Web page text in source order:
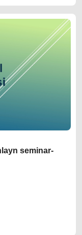
seminar-